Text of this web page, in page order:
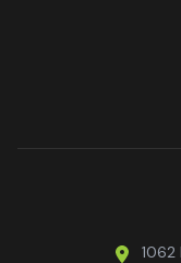
1062